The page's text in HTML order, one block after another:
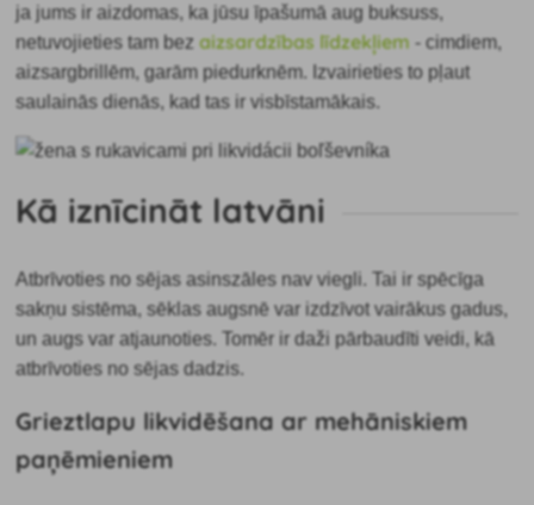
ja jums ir aizdomas, ka jūsu īpašumā aug buksuss,
netuvojieties tam bezaizsardzības līdzekļiem - cimdiem,
aizsargbrillēm, garām piedurknēm. Izvairieties to pļaut
saulainās dienās, kad tas ir visbīstamākais.
Kā iznīcināt latvāni
Atbrīvoties nosējas asinszāles nav viegli. Tai ir spēcīga
sakņu sistēma, sēklas augsnē var izdzīvot vairākus gadus,
un augs var atjaunoties. Tomēr ir daži pārbaudīti veidi, kā
atbrīvoties no sējas dadzis.
Grieztlapu likvidēšana ar mehāniskiem
paņēmieniem